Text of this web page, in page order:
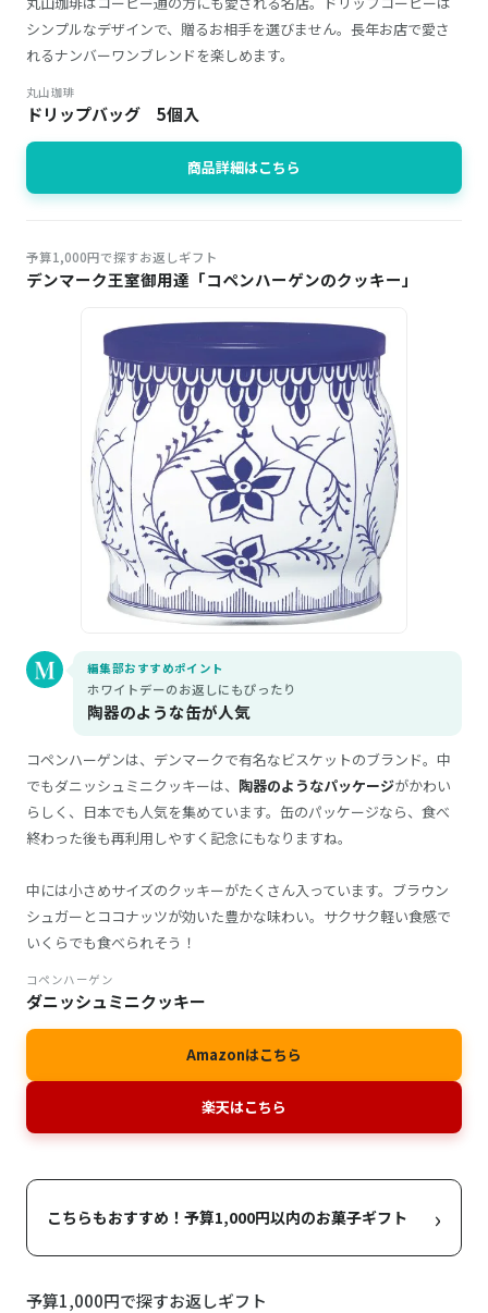
シンプルなデザインで、贈るお相手を選びません。長年お店で愛さ
れるナンバーワンブレンドを楽しめます。
丸山珈琲
ドリップバッグ 5個入
商品詳細はこちら
予算1,000円で探すお返しギフト
デンマーク王室御用達「コペンハーゲンのクッキー」
編集部おすすめポイント
ホワイトデーのお返しにもぴったり
陶器のような缶が人気
コペンハーゲンは、デンマークで有名なビスケットのブランド。中
でもダニッシュミニクッキーは、 陶器のようなパッケージがかわい
らしく、日本でも人気を集めています。缶のパッケージなら、食べ
終わった後も再利用しやすく記念にもなりますね。
中には小さめサイズのクッキーがたくさん入っています。ブラウン
シュガーとココナッツが効いた豊かな味わい。サクサク軽い食感で
いくらでも食べられそう！
コペンハーゲン
ダニッシュミニクッキー
Amazonはこちら
楽天はこちら
こちらもおすすめ！予算1,000円以内のお菓子ギフト ›
予算1,000円で探すお返しギフト